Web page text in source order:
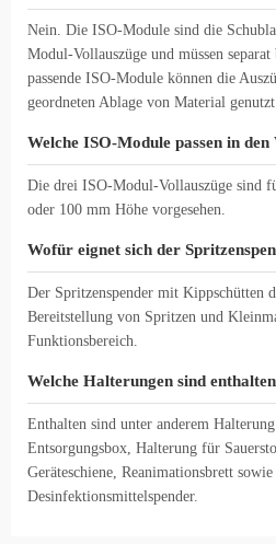
Nein. Die ISO-Module sind die
Modul-Vollauszüge und müssen
passende ISO-Module können die
geordneten Ablage von Material
Welche ISO-Module passen in den
Die drei ISO-Modul-Vollauszüge sind
oder 100 mm Höhe vorgesehen.
Wofür eignet sich der
Der Spritzenspender mit Kippschütten
Bereitstellung von Spritzen und
Funktionsbereich.
Welche Halterungen sind
Enthalten sind unter anderem
Entsorgungsbox, Halterung für
Geräteschiene, Reanimationsbrett
Desinfektionsmittelspender.